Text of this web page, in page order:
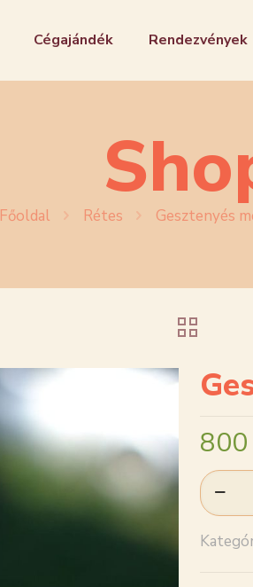
Cégajándék Rendezvények
Főoldal Rétes Gesztenyés
800
rétes